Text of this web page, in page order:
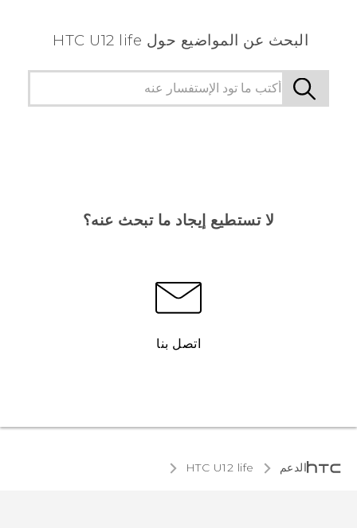
البحث عن المواضيع حول HTC U12 life
لا تستطيع إيجاد ما تبحث عنه؟
اتصل بنا
الدعم HTC U12 life‎